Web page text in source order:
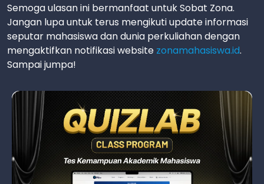
Semoga ulasan ini bermanfaat untuk Sobat Zona.
Jangan lupa untuk terus mengikuti update informasi
seputar mahasiswa dan dunia perkuliahan dengan
mengaktifkan notifikasi website zonamahasiswa.id.
Sampai jumpa!